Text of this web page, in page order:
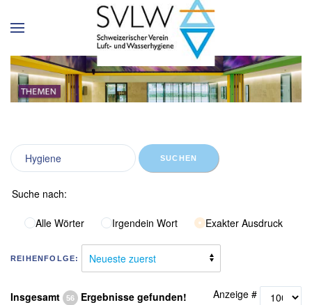
SUCHEN
Suche nach:
Alle Wörter Irgendein Wort Exakter Ausdruck
REIHENFOLGE:
Insgesamt 56 Ergebnisse gefunden! Anzeige #